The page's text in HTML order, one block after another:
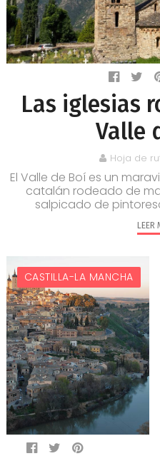
Las iglesias
Valle
Hoja de
El Valle de Boí es un
catalán rodeado de
salpicado de
LEER
CASTILLA-LA MANCHA